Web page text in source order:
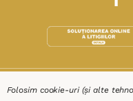
Folosim cookie-uri (și alte